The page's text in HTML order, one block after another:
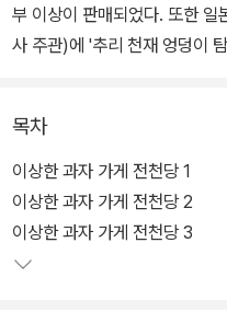
부 이상이 판매되었다. 또한
사 주관)에 '추리 천재 엉덩이
일본에서 화제를 몰고 있는 위
선보인다. 학원물과 탐정물이
에 마법과 환상, 스릴러 요소가
하였다. 복잡하지 않은 이야기
목차
이상한 과자 가게 전천당 1
이상한 과자 가게 전천당 2
이상한 과자 가게 전천당 3